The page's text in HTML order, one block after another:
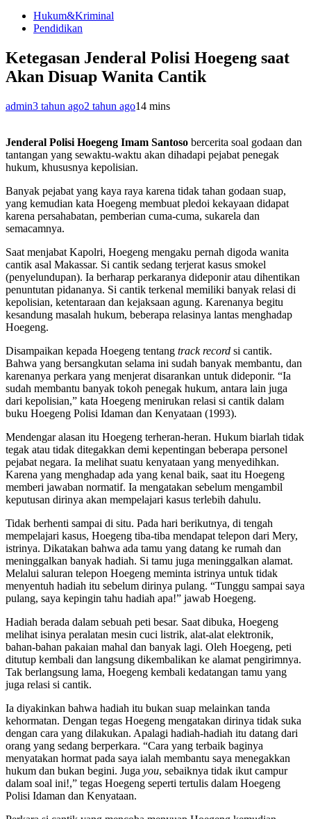
Hukum&Kriminal
Pendidikan
Ketegasan Jenderal Polisi Hoegeng saat
Akan Disuap Wanita Cantik
admin3 tahun ago2 tahun ago14 mins
Jenderal Polisi Hoegeng Imam Santoso bercerita soal godaan dan
tantangan yang sewaktu-waktu akan dihadapi pejabat penegak
hukum, khususnya kepolisian.
Banyak pejabat yang kaya raya karena tidak tahan godaan suap,
yang kemudian kata Hoegeng membuat pledoi kekayaan didapat
karena persahabatan, pemberian cuma-cuma, sukarela dan
semacamnya.
Saat menjabat Kapolri, Hoegeng mengaku pernah digoda wanita
cantik asal Makassar. Si cantik sedang terjerat kasus smokel
(penyelundupan). Ia berharap perkaranya dideponir atau dihentikan
penuntutan pidananya. Si cantik terkenal memiliki banyak relasi di
kepolisian, ketentaraan dan kejaksaan agung. Karenanya begitu
kesandung masalah hukum, beberapa relasinya lantas menghadap
Hoegeng.
Disampaikan kepada Hoegeng tentang track record si cantik.
Bahwa yang bersangkutan selama ini sudah banyak membantu, dan
karenanya perkara yang menjerat disarankan untuk dideponir. “Ia
sudah membantu banyak tokoh penegak hukum, antara lain juga
dari kepolisian,” kata Hoegeng menirukan relasi si cantik dalam
buku Hoegeng Polisi Idaman dan Kenyataan (1993).
Mendengar alasan itu Hoegeng terheran-heran. Hukum biarlah tidak
tegak atau tidak ditegakkan demi kepentingan beberapa personel
pejabat negara. Ia melihat suatu kenyataan yang menyedihkan.
Karena yang menghadap ada yang kenal baik, saat itu Hoegeng
memberi jawaban normatif. Ia mengatakan sebelum mengambil
keputusan dirinya akan mempelajari kasus terlebih dahulu.
Tidak berhenti sampai di situ. Pada hari berikutnya, di tengah
mempelajari kasus, Hoegeng tiba-tiba mendapat telepon dari Mery,
istrinya. Dikatakan bahwa ada tamu yang datang ke rumah dan
meninggalkan banyak hadiah. Si tamu juga meninggalkan alamat.
Melalui saluran telepon Hoegeng meminta istrinya untuk tidak
menyentuh hadiah itu sebelum dirinya pulang. “Tunggu sampai saya
pulang, saya kepingin tahu hadiah apa!” jawab Hoegeng.
Hadiah berada dalam sebuah peti besar. Saat dibuka, Hoegeng
melihat isinya peralatan mesin cuci listrik, alat-alat elektronik,
bahan-bahan pakaian mahal dan banyak lagi. Oleh Hoegeng, peti
ditutup kembali dan langsung dikembalikan ke alamat pengirimnya.
Tak berlangsung lama, Hoegeng kembali kedatangan tamu yang
juga relasi si cantik.
Ia diyakinkan bahwa hadiah itu bukan suap melainkan tanda
kehormatan. Dengan tegas Hoegeng mengatakan dirinya tidak suka
dengan cara yang dilakukan. Apalagi hadiah-hadiah itu datang dari
orang yang sedang berperkara. “Cara yang terbaik baginya
menyatakan hormat pada saya ialah membantu saya menegakkan
hukum dan bukan begini. Juga you, sebaiknya tidak ikut campur
dalam soal ini!,” tegas Hoegeng seperti tertulis dalam Hoegeng
Polisi Idaman dan Kenyataan.